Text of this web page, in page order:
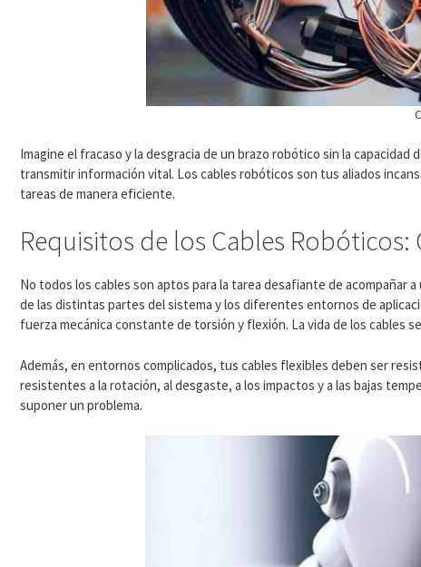
Imagine el fracaso y la desgracia de un brazo robótico sin la
transmitir información vital. Los cables robóticos son tus aliados
tareas de manera eficiente.
Requisitos de los Cables
No todos los cables son aptos para la tarea desafiante de
de las distintas partes del sistema y los diferentes entornos de
fuerza mecánica constante de torsión y flexión. La vida de los cables
Además, en entornos complicados, tus cables flexibles deben ser
resistentes a la rotación, al desgaste, a los impactos y a las bajas
suponer un problema.